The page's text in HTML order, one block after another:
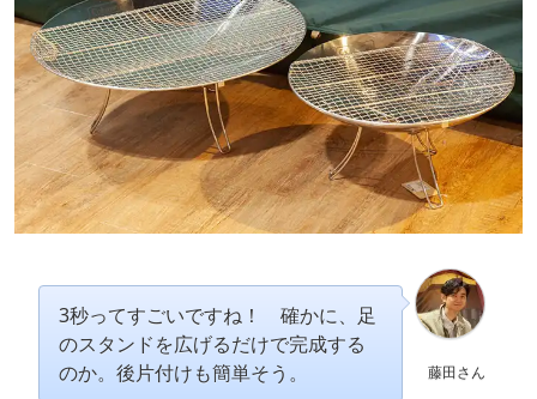
藤田さん
3秒ってすごいですね！ 確かに、足
のスタンドを広げるだけで完成する
のか。後片付けも簡単そう。